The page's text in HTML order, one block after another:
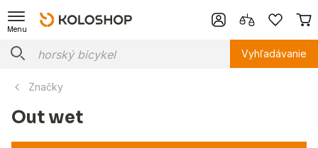
Menu
Vyhľadávanie
Značky
Out wet